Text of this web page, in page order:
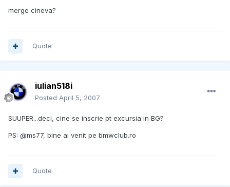
merge cineva?
Quote
iulian518i
Posted April 5, 2007
SUUPER...deci, cine se inscrie pt excursia in BG?
PS: @ms77, bine ai venit pe bmwclub.ro
Quote